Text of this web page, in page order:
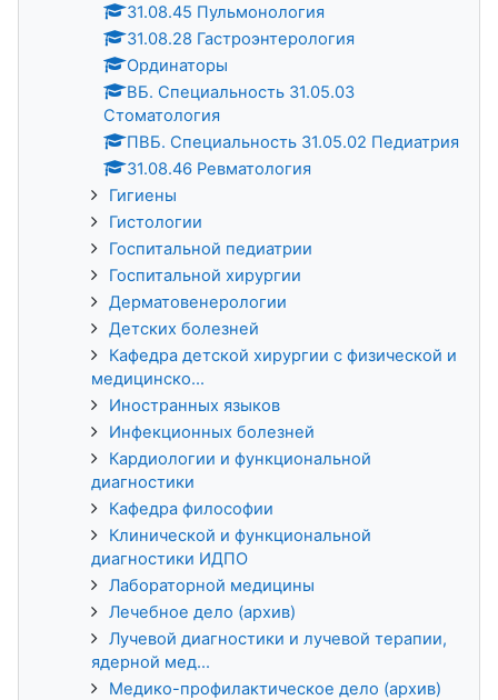
31.08.45 Пульмонология
31.08.28 Гастроэнтерология
Ординаторы
ВБ. Специальность 31.05.03
Стоматология
ПВБ. Специальность 31.05.02 Педиатрия
31.08.46 Ревматология
Гигиены
Гистологии
Госпитальной педиатрии
Госпитальной хирургии
Дерматовенерологии
Детских болезней
Кафедра детской хирургии с физической и
медицинско...
Иностранных языков
Инфекционных болезней
Кардиологии и функциональной
диагностики
Кафедра философии
Клинической и функциональной
диагностики ИДПО
Лабораторной медицины
Лечебное дело (архив)
Лучевой диагностики и лучевой терапии,
ядерной мед...
Медико-профилактическое дело (архив)